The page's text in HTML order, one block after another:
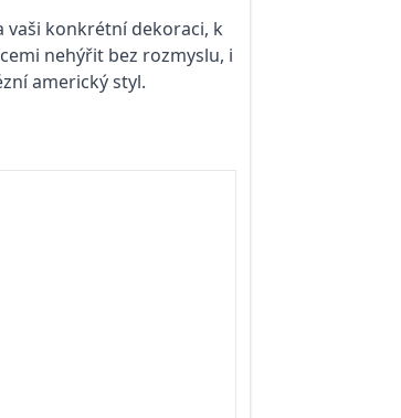
vaši konkrétní dekoraci, k
nehýřit bez rozmyslu, i
americký styl.